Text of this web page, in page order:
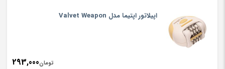
اپیلاتور اپتیما مدل Valvet Weapon
تومان293,000